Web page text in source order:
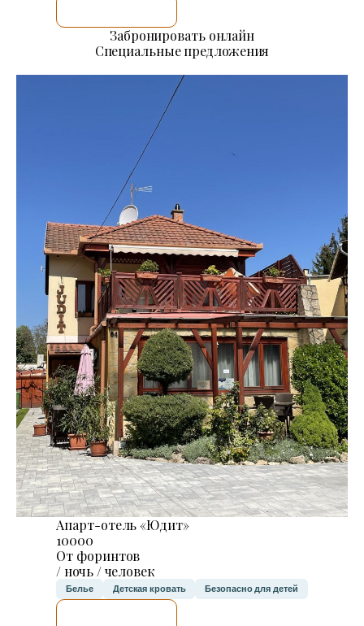
Забронировать онлайн
Специальные предложения
Апарт-отель «Юдит»
10000
От форинтов
/ ночь / человек
Белье Детская кровать Безопасно для детей